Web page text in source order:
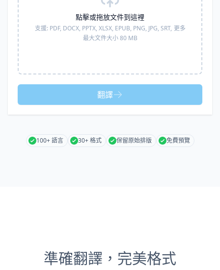
點擊或拖放文件到這裡
支援: PDF, DOCX, PPTX, XLSX, EPUB, PNG, JPG, SRT, 更多
最大文件大小 80 MB
翻譯
100+ 語言 30+ 格式 保留原始排版 免費預覽
準確翻譯，完美格式